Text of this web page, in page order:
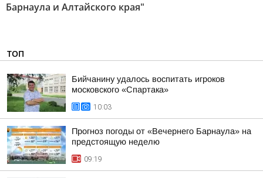
Барнаула и Алтайского края"
ТОП
Бийчанину удалось воспитать игроков
московского «Спартака»
10:03
Прогноз погоды от «Вечернего Барнаула» на
предстоящую неделю
09:19